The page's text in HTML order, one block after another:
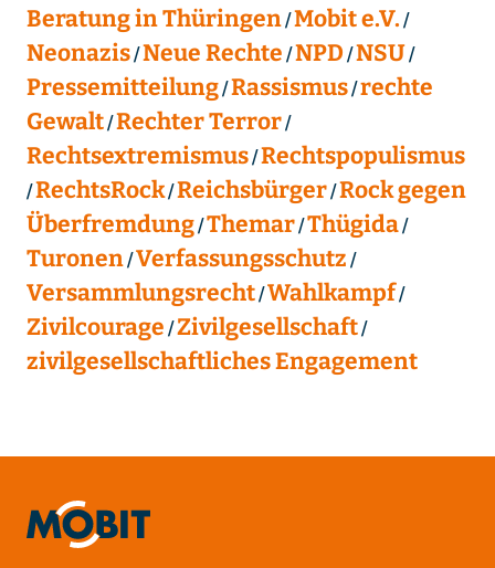
Beratung in Thüringen Mobit e.V.
Neonazis Neue Rechte NPD NSU
Pressemitteilung Rassismus rechte
Gewalt Rechter Terror
Rechtsextremismus Rechtspopulismus
RechtsRock Reichsbürger Rock gegen
Überfremdung Themar Thügida
Turonen Verfassungsschutz
Versammlungsrecht Wahlkampf
Zivilcourage Zivilgesellschaft
zivilgesellschaftliches Engagement